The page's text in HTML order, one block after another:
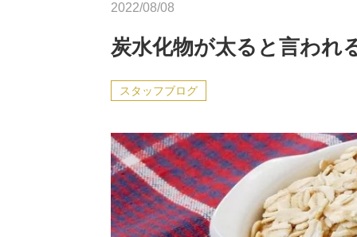
2022/08/08
炭水化物が太ると言われ
スタッフブログ